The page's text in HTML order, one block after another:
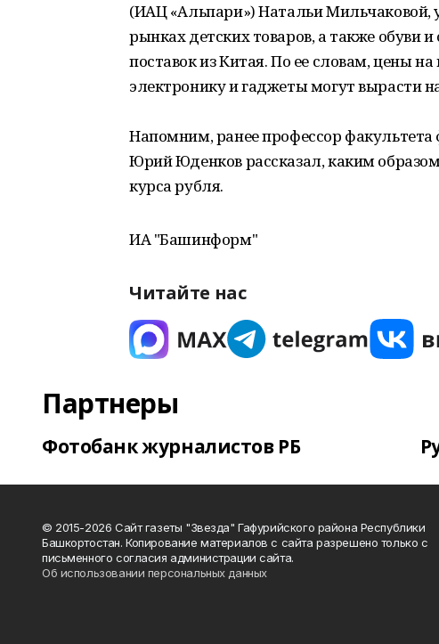
(ИАЦ «Альпари») Натальи Мильчаковой,
рынках детских товаров, а также обуви
поставок из Китая. По ее словам, цены
электронику и гаджеты могут вырасти
Напомним, ранее профессор
Юрий Юденков рассказал, каким
курса рубля.
ИА "Башинформ"
Читайте нас
Партнеры
Фотобанк журналистов РБ
© 2015-2026 Сайт газеты "Звезда" Гафурийского района Республики
Башкортостан. Копирование материалов с сайта разрешено только с
письменного согласия администрации сайта.
Об использовании персональных данных